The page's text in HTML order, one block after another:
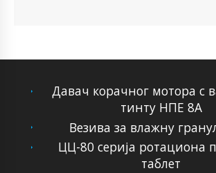
Давач корачног мотора с
тинту НПЕ 8А
Везива за влажну
ЦЦ-80 серија ротациона
таблет